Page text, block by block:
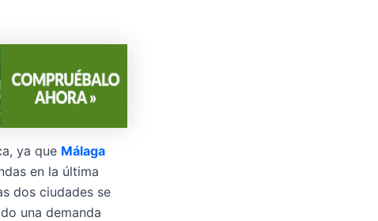
ya que Málaga
en la última
dos ciudades se
una demanda